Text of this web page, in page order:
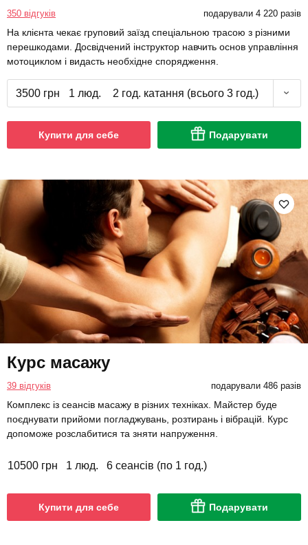
350 відгуків подарували 4 220 разів
На клієнта чекає груповий заїзд спеціальною трасою з різними
перешкодами. Досвідчений інструктор навчить основ управління
мотоциклом і видасть необхідне спорядження.
3500 грн 1 люд. 2 год. катання (всього 3 год.)
Купити для себе Подарувати
Курс масажу
39 відгуків подарували 486 разів
Комплекс із сеансів масажу в різних техніках. Майстер буде
поєднувати прийоми погладжувань, розтирань і вібрацій. Курс
допоможе розслабитися та зняти напруження.
10500 грн 1 люд. 6 сеансів (по 1 год.)
Купити для себе Подарувати